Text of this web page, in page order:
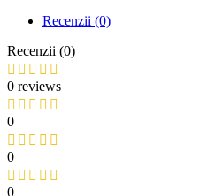
Recenzii (0)
Recenzii (0)
0 reviews
0
0
0